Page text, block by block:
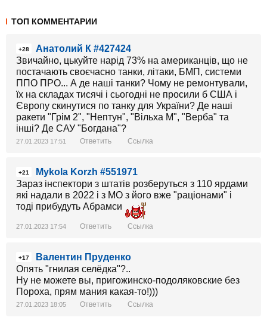
ТОП КОММЕНТАРИИ
+28
Анатолий К #427424
Звичайно, цькуйте нарід 73% на американців, що не
постачають своєчасно танки, літаки, БМП, системи
ППО ПРО... А де наші танки? Чому не ремонтували,
їх на складах тисячі і сьогодні не просили б США і
Європу скинутися по танку для України? Де наші
ракети "Грім 2", "Нептун", "Вільха М", "Верба" та
інші? Де САУ "Богдана"?
27.01.2023 17:51 Ответить Ссылка
+21
Mykola Korzh #551971
Зараз інспектори з штатів розберуться з 110 ярдами
які надали в 2022 і з МО з його вже "раціонами" і
тоді прибудуть Абрамси
27.01.2023 17:54 Ответить Ссылка
+17
Валентин Пруденко
Опять "гнилая селёдка"?..
Ну не можете вы, пригожинско-подоляковские без
Пороха, прям мания какая-то!)))
27.01.2023 18:05 Ответить Ссылка